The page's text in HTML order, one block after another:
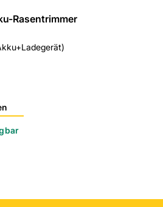
Rasentrimmer